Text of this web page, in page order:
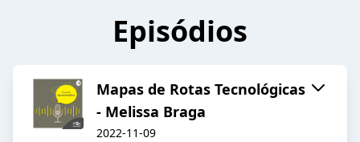
Episódios
Mapas de Rotas Tecnológicas
- Melissa Braga
2022-11-09